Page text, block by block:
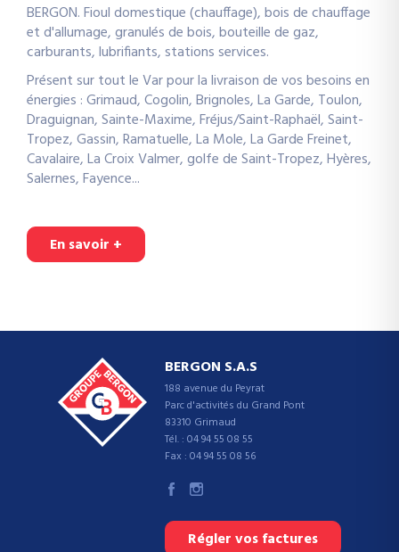
BERGON. Fioul domestique (chauffage), bois de chauffage
et d'allumage, granulés de bois, bouteille de gaz,
carburants, lubrifiants, stations services.
Présent sur tout le Var pour la livraison de vos besoins en
énergies : Grimaud, Cogolin, Brignoles, La Garde, Toulon,
Draguignan, Sainte-Maxime, Fréjus/Saint-Raphaël, Saint-
Tropez, Gassin, Ramatuelle, La Mole, La Garde Freinet,
Cavalaire, La Croix Valmer, golfe de Saint-Tropez, Hyères,
Salernes, Fayence...
En savoir +
BERGON S.A.S
188 avenue du Peyrat
Parc d'activités du Grand Pont
83310 Grimaud
Tél. : 04 94 55 08 55
Fax : 04 94 55 08 56
Régler vos factures